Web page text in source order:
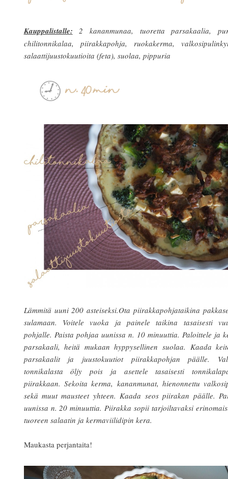
Kauppalistalle: 2 kananmunaa, tuoretta parsakaalia,
chilitonnikalaa, piirakkapohja, ruokakerma,
salaattijuustokuutioita (feta), suolaa, pippuria
Lämmitä uuni 200 asteiseksi.Ota piirakkapohjataikina
sulamaan. Voitele vuoka ja painele taikina tasaisesti
pohjalle. Paista pohjaa uunissa n. 10 minuuttia. Paloittele ja
parsakaali, heitä mukaan hyppysellinen suolaa. Kaada
parsakaalit ja juustokuutiot piirakkapohjan päälle.
tonnikalasta öljy pois ja asettele tasaisesti
piirakkaan. Sekoita kerma, kananmunat, hienonnettu
sekä muut mausteet yhteen. Kaada seos piirakan päälle.
uunissa n. 20 minuuttia. Piirakka sopii tarjoiltavaksi
tuoreen salaatin ja kermaviilidipin kera.
Maukasta perjantaita!